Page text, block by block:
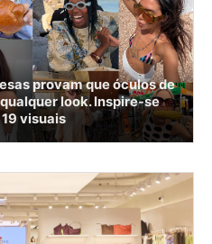
provam que óculos de
look. Inspire-se
visuais